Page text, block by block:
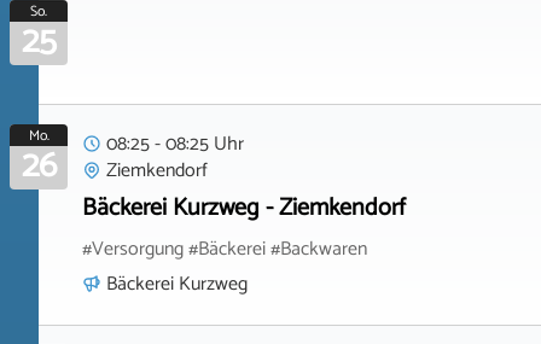
So.
25
Mo.
26
08:25 - 08:25 Uhr
Ziemkendorf
Bäckerei Kurzweg - Ziemkendorf
#Versorgung #Bäckerei #Backwaren
Bäckerei Kurzweg